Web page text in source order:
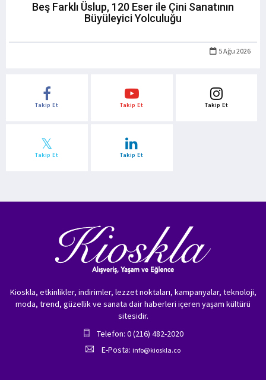
Beş Farklı Üslup, 120 Eser ile Çini Sanatının
Büyüleyici Yolculuğu
5 Ağu 2026
Takip Et Takip Et Takip Et
Takip Et Takip Et
Kioskla, etkinlikler, indirimler, lezzet noktaları, kampanyalar, teknoloji,
moda, trend, güzellik ve sanata dair haberleri içeren yaşam kültürü
sitesidir.
Telefon: 0 (216) 482-2020
E-Posta: info@kioskla.co